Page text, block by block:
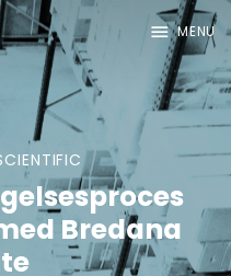
menu MENU
Bredana